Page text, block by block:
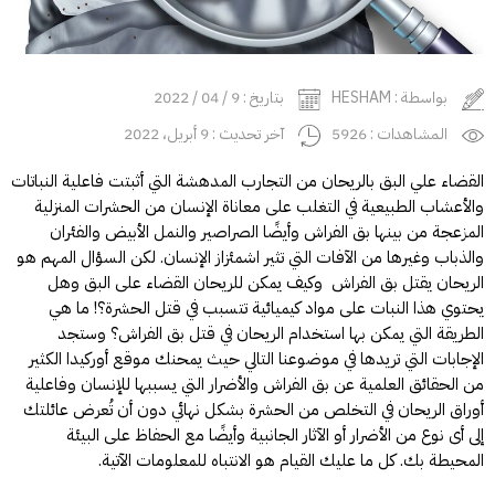
بواسطة : HESHAM
بتاريخ : 9 / 04 / 2022
المشاهدات : 5926
آخر تحديث : 9 أبريل، 2022
القضاء علي البق بالريحان من التجارب المدهشة التي أثبتت فاعلية النباتات
والأعشاب الطبيعية في التغلب على معاناة الإنسان من الحشرات المنزلية
المزعجة من بينها بق الفراش وأيضًا الصراصير والنمل الأبيض والفئران
والذباب وغيرها من الآفات التي تثير اشمئزاز الإنسان. لكن السؤال المهم هو
الريحان يقتل بق الفراش وكيف يمكن للريحان القضاء على البق وهل
يحتوي هذا النبات على مواد كيميائية تتسبب في قتل الحشرة؟! ما هي
الطريقة التي يمكن بها استخدام الريحان في قتل بق الفراش؟ وستجد
الإجابات التي تريدها في موضوعنا التالي حيث يمحنك موقع أوركيدا الكثير
من الحقائق العلمية عن بق الفراش والأضرار التي يسببها للإنسان وفاعلية
أوراق الريحان في التخلص من الحشرة بشكل نهائي دون أن تُعرض عائلتك
إلى أى نوع من الأضرار أو الآثار الجانبية وأيضًا مع الحفاظ على البيئة
المحيطة بك. كل ما عليك القيام هو الانتباه للمعلومات الآتية.